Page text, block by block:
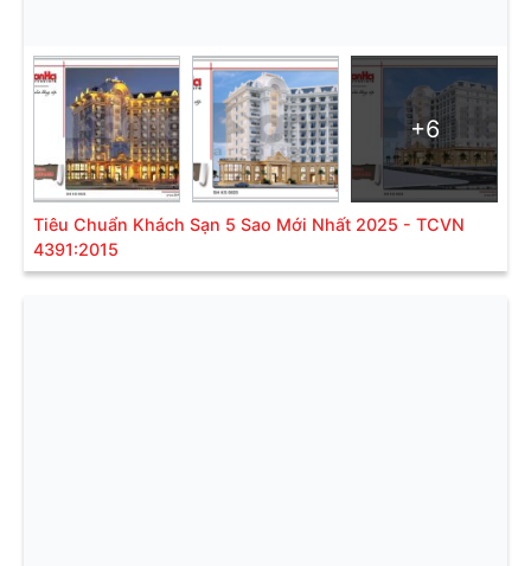
+6
Tiêu Chuẩn Khách Sạn 5 Sao Mới Nhất 2025 - TCVN
4391:2015